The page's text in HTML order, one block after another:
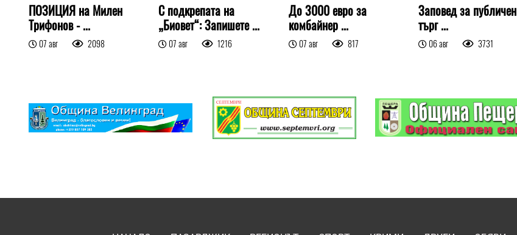
ПОЗИЦИЯ на Милен
Трифонов - ...
07 авг 2098
С подкрепата на
„Биовет“: Запишете ...
07 авг 1216
До 3000 евро за
комбайнер ...
07 авг 817
Заповед за публичен
търг ...
06 авг 3731